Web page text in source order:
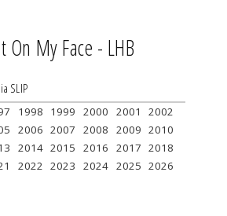
On My Face - LHB
SLIP
1998 1999 2000 2001
2002
2006 2007 2008 2009 2010
2014 2015 2016 2017 2018
2022 2023 2024 2025 2026